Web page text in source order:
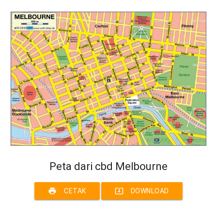
Peta dari cbd Melbourne
print CETAK system_update_alt DOWNLOAD